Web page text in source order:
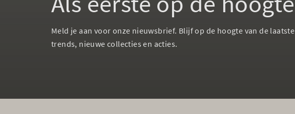
Meld je aan voor onze nieuwsbrief. Blijf op de hoogte van de laatste
trends, nieuwe collecties en acties.